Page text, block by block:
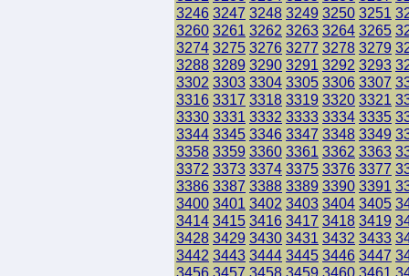
3246 3247 3248 3249 3250 3251
3260 3261 3262 3263 3264 3265
3274 3275 3276 3277 3278 3279
3288 3289 3290 3291 3292 3293
3302 3303 3304 3305 3306 3307
3316 3317 3318 3319 3320 3321
3330 3331 3332 3333 3334 3335
3344 3345 3346 3347 3348 3349
3358 3359 3360 3361 3362 3363
3372 3373 3374 3375 3376 3377
3386 3387 3388 3389 3390 3391
3400 3401 3402 3403 3404 3405
3414 3415 3416 3417 3418 3419
3428 3429 3430 3431 3432 3433
3442 3443 3444 3445 3446 3447
3456 3457 3458 3459 3460 3461